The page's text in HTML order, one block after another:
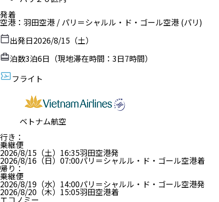
発着
空港 ： 羽田空港 / パリ＝シャルル・ド・ゴール空港 (パリ)
出発日2026/8/15（土）
泊数3泊6日（現地滞在時間： 3日7時間）
フライト
ベトナム航空
行き ：
乗継便
2026/8/15（土） 16:35羽田空港発
2026/8/16（日） 07:00パリ＝シャルル・ド・ゴール空港着
帰り ：
乗継便
2026/8/19（水） 14:00パリ＝シャルル・ド・ゴール空港発
2026/8/20（木） 15:05羽田空港着
エコノミー